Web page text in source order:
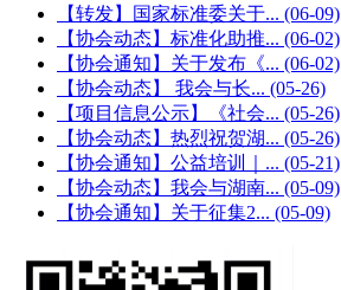
【转发】国家标准委关于... (06-09)
【协会动态】标准化助推... (06-02)
【协会通知】关于发布《... (06-02)
【协会动态】 我会与长... (05-26)
【项目信息公示】《社会... (05-26)
【协会动态】热烈祝贺湖... (05-26)
【协会通知】公益培训｜... (05-21)
【协会动态】我会与湖南... (05-09)
【协会通知】关于征集2... (05-09)